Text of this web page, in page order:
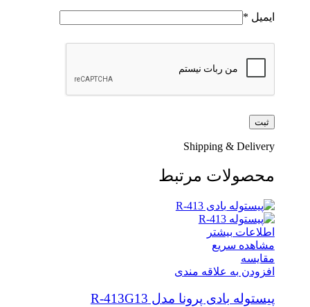
ایمیل *
Shipping & Delivery
محصولات مرتبط
اطلاعات بیشتر
مشاهده سریع
مقایسه
افزودن به علاقه مندی
پیستوله بادی پرونا مدل R-413G13